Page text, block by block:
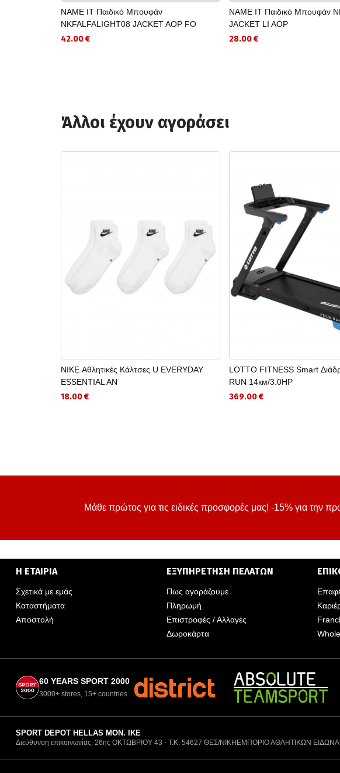
NAME IT Παιδικό Μπουφάν
NKFALFALIGHT08 JACKET AOP FO
42.00 €
NAME IT Παιδικό Μπουφάν
JACKET LI AOP
28.00 €
Άλλοι έχουν αγοράσει
NIKE Αθλητικές Κάλτσες U EVERYDAY
ESSENTIAL AN
18.00 €
LOTTO FITNESS Smart
RUN 14км/3.0HP
369.00 €
Μάθε πρώτος για τις ειδικές προσφορές μας! -15% για την
Η ΕΤΑΙΡΙΑ
Σχετικά με εμάς
Καταστήματα
Αποστολή
ΕΞΥΠΗΡΕΤΗΣΗ ΠΕΛΑΤΩΝ
Πως αγοράζουμε
Πληρωμή
Επιστροφές / Αλλαγές
Δωροκάρτα
60 YEARS SPORT 2000
3000+ stores, 15+ countries
SPORT DEPOT HELLAS ΜΟΝ. ΙΚΕ
Διεύθυνση επικοινωνίας: 26ης ΟΚΤΩΒΡΙΟΥ 43 - Τ.Κ. 54627 ΘΕΣ/ΝΙΚΗ ΕΜΠΟΡΙΟ ΑΘΛΗΤΙΚΩΝ ΕΙΔΩΝ